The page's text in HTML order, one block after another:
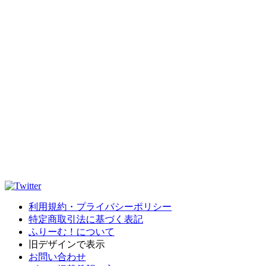
利用規約・プライバシーポリシー
特定商取引法に基づく表記
ふりーむ！について
旧デザインで表示
お問い合わせ